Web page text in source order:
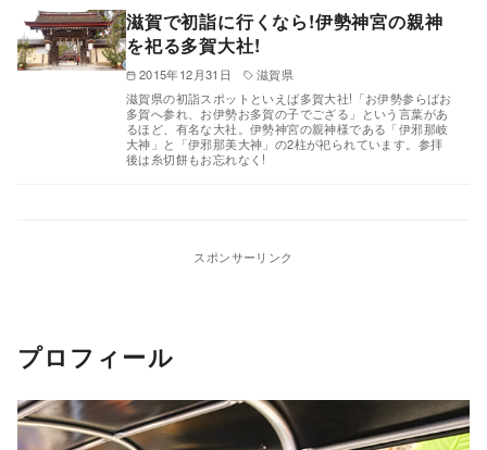
滋賀で初詣に行くなら!伊勢神宮の親神
を祀る多賀大社!
2015年12月31日
滋賀県
滋賀県の初詣スポットといえば多賀大社!「お伊勢参らばお
多賀へ参れ、お伊勢お多賀の子でござる」という言葉があ
るほど、有名な大社。伊勢神宮の親神様である「伊邪那岐
大神」と「伊邪那美大神」の2柱が祀られています。参拝
後は糸切餅もお忘れなく!
スポンサーリンク
プロフィール